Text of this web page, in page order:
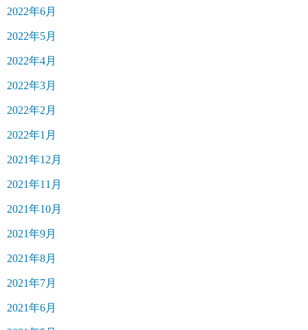
2022年6月
2022年5月
2022年4月
2022年3月
2022年2月
2022年1月
2021年12月
2021年11月
2021年10月
2021年9月
2021年8月
2021年7月
2021年6月